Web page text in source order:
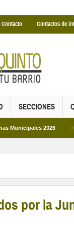
Contacto Contactos de
SECCIONES
2026 Los
por la